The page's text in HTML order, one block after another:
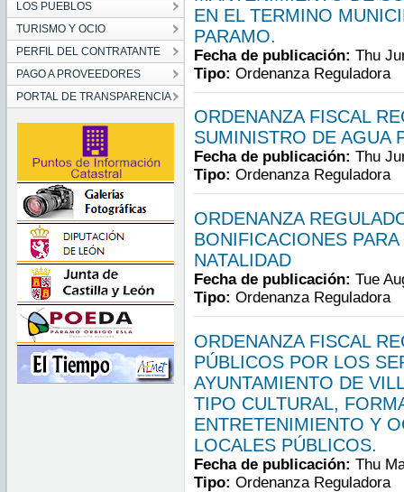
LOS PUEBLOS
TURISMO Y OCIO
PERFIL DEL CONTRATANTE
PAGO A PROVEEDORES
PORTAL DE TRANSPARENCIA
EN EL TERMINO
PARAMO.
Fecha de publicación: Thu
Tipo: Ordenanza Reguladora
ORDENANZA FISCAL
SUMINISTRO DE AGUA
Fecha de publicación: Thu
Tipo: Ordenanza Reguladora
ORDENANZA
BONIFICACIONES
NATALIDAD
Fecha de publicación: Tue
Tipo: Ordenanza Reguladora
ORDENANZA FISCAL
PÚBLICOS POR LOS
AYUNTAMIENTO DE
TIPO CULTURAL,
ENTRETENIMIENTO Y
LOCALES PÚBLICOS.
Fecha de publicación: Thu
Tipo: Ordenanza Reguladora